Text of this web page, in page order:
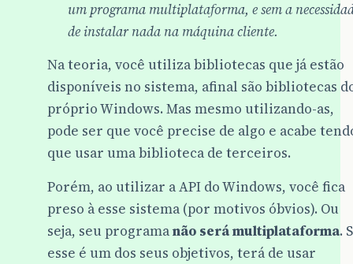
um programa multiplataforma, e sem a
de instalar nada na máquina cliente.
Na teoria, você utiliza bibliotecas que já estão
disponíveis no sistema, afinal são bibliotecas
próprio Windows. Mas mesmo utilizando-as,
pode ser que você precise de algo e acabe
que usar uma biblioteca de terceiros.
Porém, ao utilizar a API do Windows, você fica
preso à esse sistema (por motivos óbvios). Ou
seja, seu programanão será multiplataforma.
esse é um dos seus objetivos, terá de usar